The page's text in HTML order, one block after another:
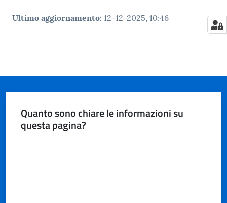
Ultimo aggiornamento: 12-12-2025, 10:46
Quanto sono chiare le informazioni su
questa pagina?